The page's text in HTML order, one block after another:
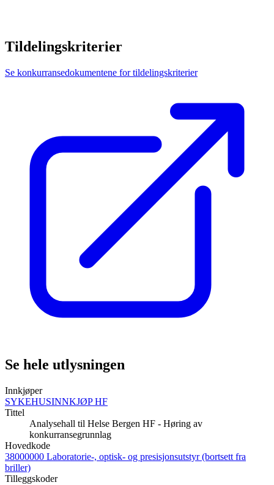
Tildelingskriterier
Se konkurransedokumentene for tildelingskriterier
Se hele utlysningen
Innkjøper
SYKEHUSINNKJØP HF
Tittel
Analysehall til Helse Bergen HF - Høring av
konkurransegrunnlag
Hovedkode
38000000 Laboratorie-, optisk- og presisjonsutstyr (bortsett fra
briller)
Tilleggskoder